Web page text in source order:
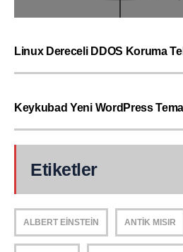
Linux Dereceli DDOS Koruma
Keykubad Yeni WordPress
Etiketler
ALBERT EINSTEIN ANTIK MISIR